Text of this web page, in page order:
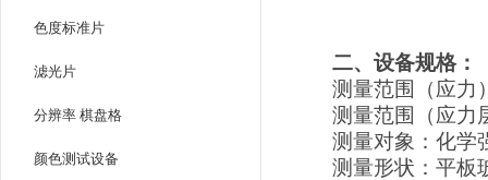
色度标准片
滤光片
分辨率 棋盘格
颜色测试设备
二、设备规格：
测量范围（应力
测量范围（应力
测量对象：化学
测量形状：平板